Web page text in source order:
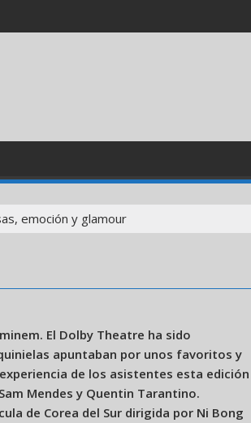
emoción y glamour
El Dolby Theatre ha sido
apuntaban por unos favoritos y
de los asistentes esta edición
Mendes y Quentin Tarantino.
de Corea del Sur dirigida por Ni Bong